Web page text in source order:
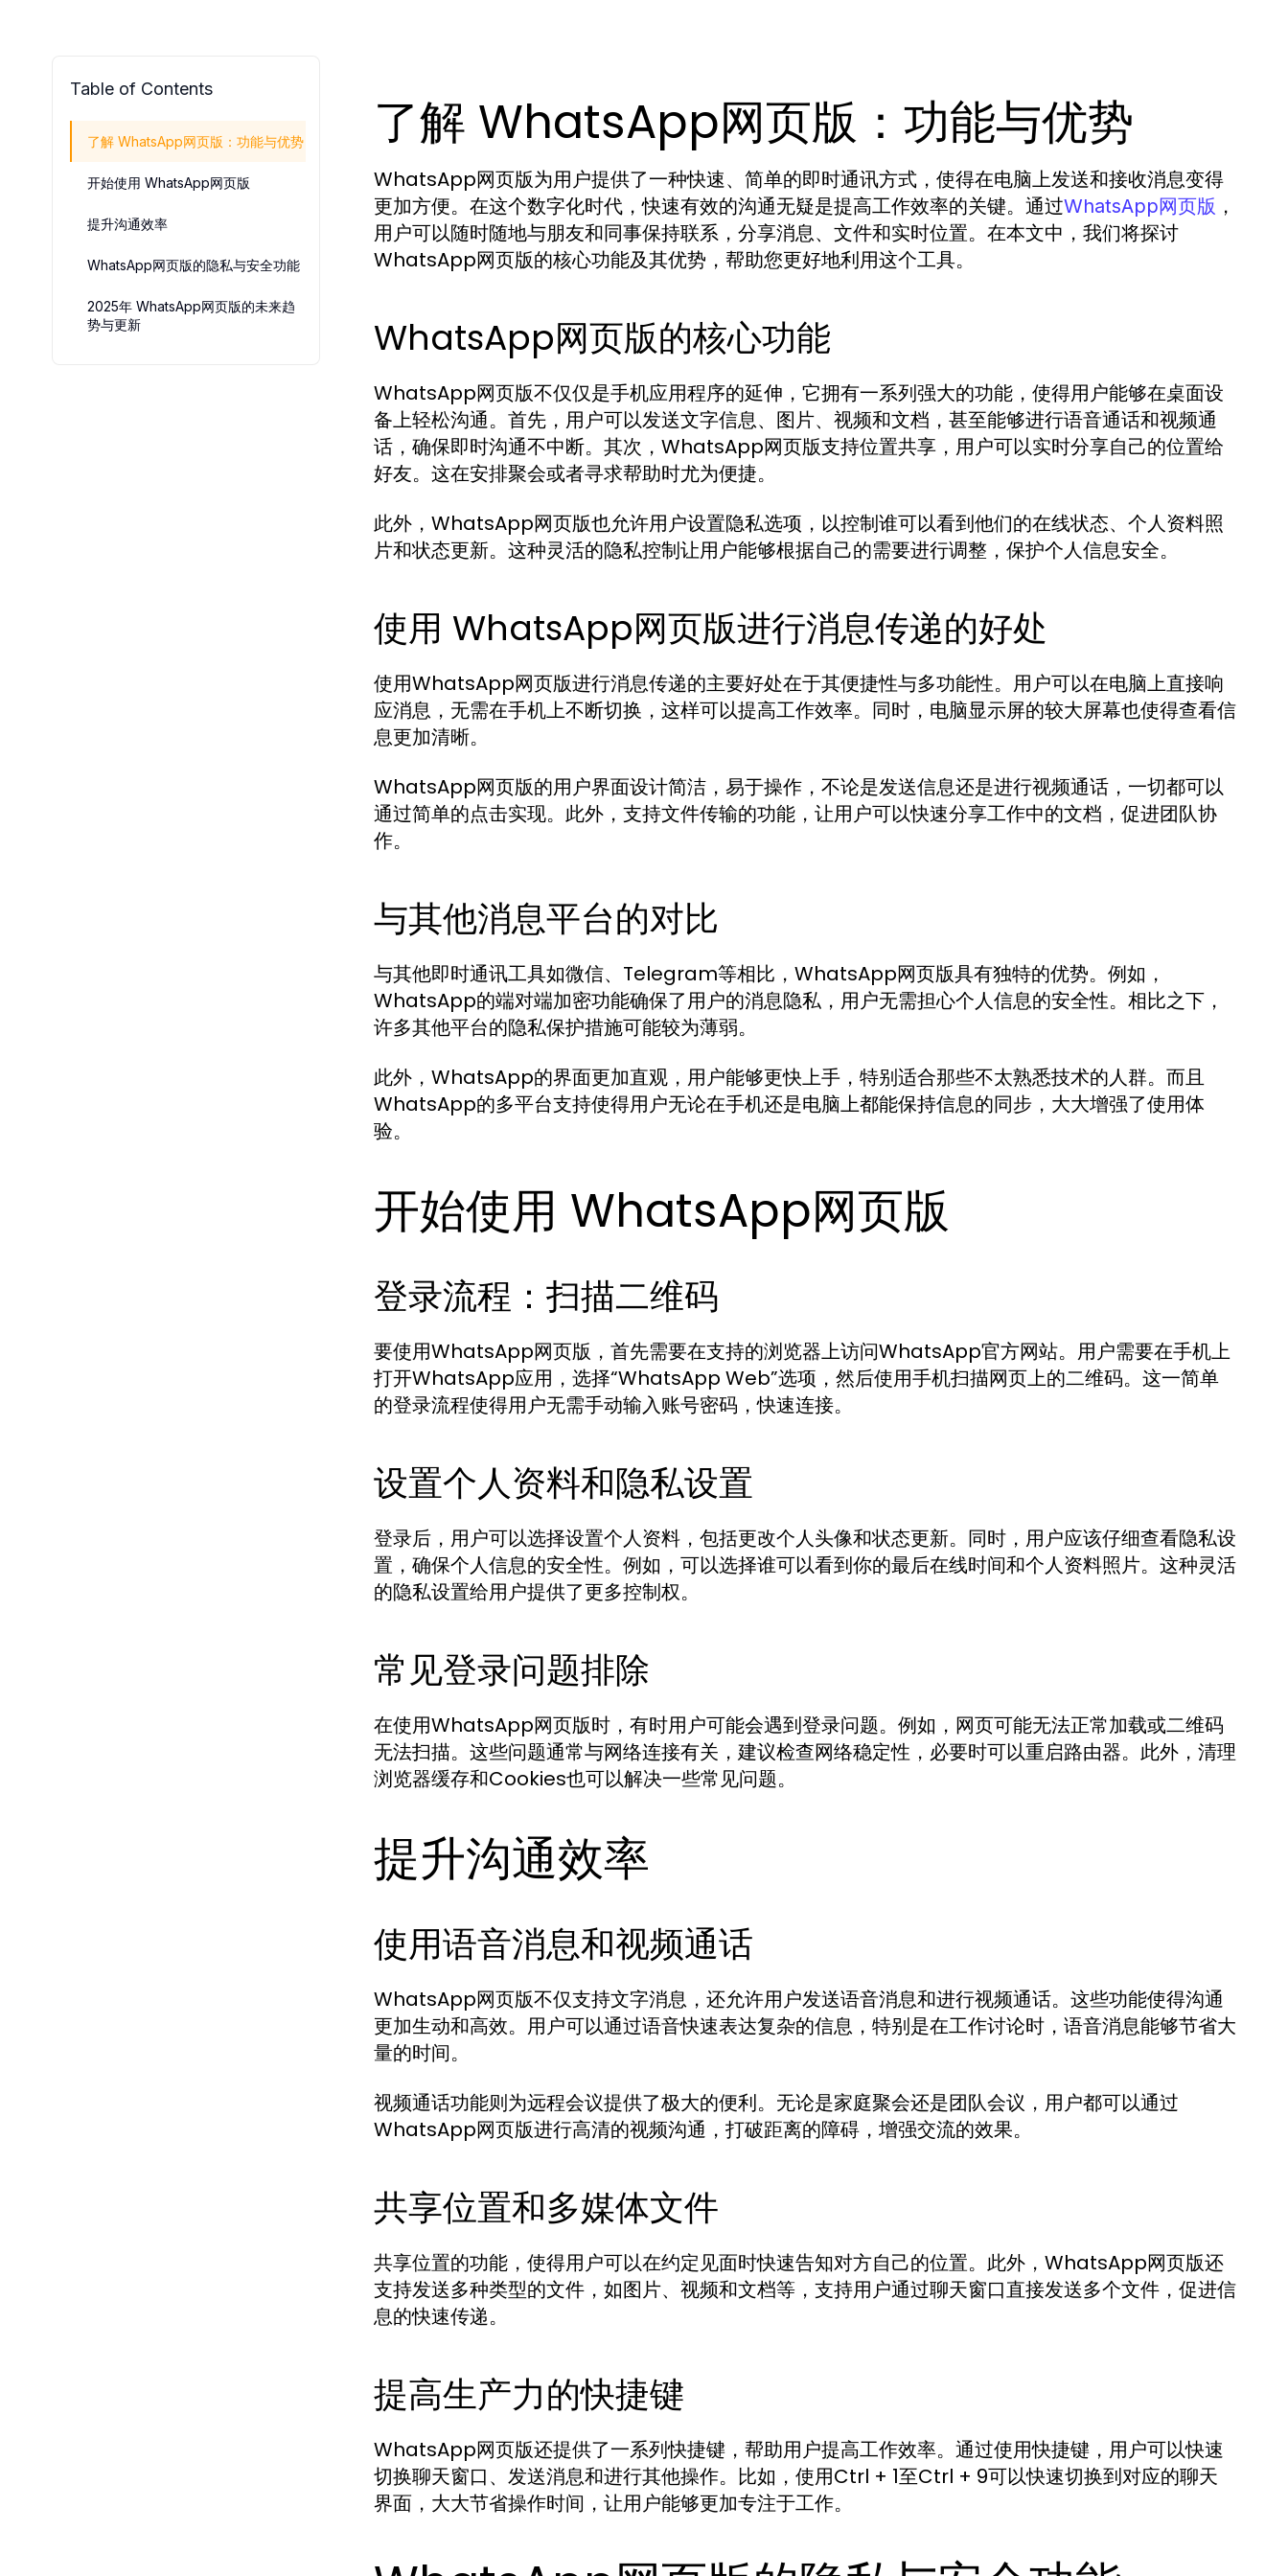
Table of Contents
了解 WhatsApp网页版：功能与优势
开始使用 WhatsApp网页版
提升沟通效率
WhatsApp网页版的隐私与安全功能
2025年 WhatsApp网页版的未来趋
势与更新
了解 WhatsApp网页版：功能与优势
WhatsApp网页版为用户提供了一种快速、简单的即时通讯方式，使得在电脑上发送和接收消息变得
更加方便。在这个数字化时代，快速有效的沟通无疑是提高工作效率的关键。通过WhatsApp网页版 ，
用户可以随时随地与朋友和同事保持联系，分享消息、文件和实时位置。在本文中，我们将探讨
WhatsApp网页版的核心功能及其优势，帮助您更好地利用这个工具。
WhatsApp网页版的核心功能
WhatsApp网页版不仅仅是手机应用程序的延伸，它拥有一系列强大的功能，使得用户能够在桌面设
备上轻松沟通。首先，用户可以发送文字信息、图片、视频和文档，甚至能够进行语音通话和视频通
话，确保即时沟通不中断。其次，WhatsApp网页版支持位置共享，用户可以实时分享自己的位置给
好友。这在安排聚会或者寻求帮助时尤为便捷。
此外，WhatsApp网页版也允许用户设置隐私选项，以控制谁可以看到他们的在线状态、个人资料照
片和状态更新。这种灵活的隐私控制让用户能够根据自己的需要进行调整，保护个人信息安全。
使用 WhatsApp网页版进行消息传递的好处
使用WhatsApp网页版进行消息传递的主要好处在于其便捷性与多功能性。用户可以在电脑上直接响
应消息，无需在手机上不断切换，这样可以提高工作效率。同时，电脑显示屏的较大屏幕也使得查看信
息更加清晰。
WhatsApp网页版的用户界面设计简洁，易于操作，不论是发送信息还是进行视频通话，一切都可以
通过简单的点击实现。此外，支持文件传输的功能，让用户可以快速分享工作中的文档，促进团队协
作。
与其他消息平台的对比
与其他即时通讯工具如微信、Telegram等相比，WhatsApp网页版具有独特的优势。例如，
WhatsApp的端对端加密功能确保了用户的消息隐私，用户无需担心个人信息的安全性。相比之下，
许多其他平台的隐私保护措施可能较为薄弱。
此外，WhatsApp的界面更加直观，用户能够更快上手，特别适合那些不太熟悉技术的人群。而且
WhatsApp的多平台支持使得用户无论在手机还是电脑上都能保持信息的同步，大大增强了使用体
验。
开始使用 WhatsApp网页版
登录流程：扫描二维码
要使用WhatsApp网页版，首先需要在支持的浏览器上访问WhatsApp官方网站。用户需要在手机上
打开WhatsApp应用，选择“WhatsApp Web”选项，然后使用手机扫描网页上的二维码。这一简单
的登录流程使得用户无需手动输入账号密码，快速连接。
设置个人资料和隐私设置
登录后，用户可以选择设置个人资料，包括更改个人头像和状态更新。同时，用户应该仔细查看隐私设
置，确保个人信息的安全性。例如，可以选择谁可以看到你的最后在线时间和个人资料照片。这种灵活
的隐私设置给用户提供了更多控制权。
常见登录问题排除
在使用WhatsApp网页版时，有时用户可能会遇到登录问题。例如，网页可能无法正常加载或二维码
无法扫描。这些问题通常与网络连接有关，建议检查网络稳定性，必要时可以重启路由器。此外，清理
浏览器缓存和Cookies也可以解决一些常见问题。
提升沟通效率
使用语音消息和视频通话
WhatsApp网页版不仅支持文字消息，还允许用户发送语音消息和进行视频通话。这些功能使得沟通
更加生动和高效。用户可以通过语音快速表达复杂的信息，特别是在工作讨论时，语音消息能够节省大
量的时间。
视频通话功能则为远程会议提供了极大的便利。无论是家庭聚会还是团队会议，用户都可以通过
WhatsApp网页版进行高清的视频沟通，打破距离的障碍，增强交流的效果。
共享位置和多媒体文件
共享位置的功能，使得用户可以在约定见面时快速告知对方自己的位置。此外，WhatsApp网页版还
支持发送多种类型的文件，如图片、视频和文档等，支持用户通过聊天窗口直接发送多个文件，促进信
息的快速传递。
提高生产力的快捷键
WhatsApp网页版还提供了一系列快捷键，帮助用户提高工作效率。通过使用快捷键，用户可以快速
切换聊天窗口、发送消息和进行其他操作。比如，使用Ctrl + 1至Ctrl + 9可以快速切换到对应的聊天
界面，大大节省操作时间，让用户能够更加专注于工作。